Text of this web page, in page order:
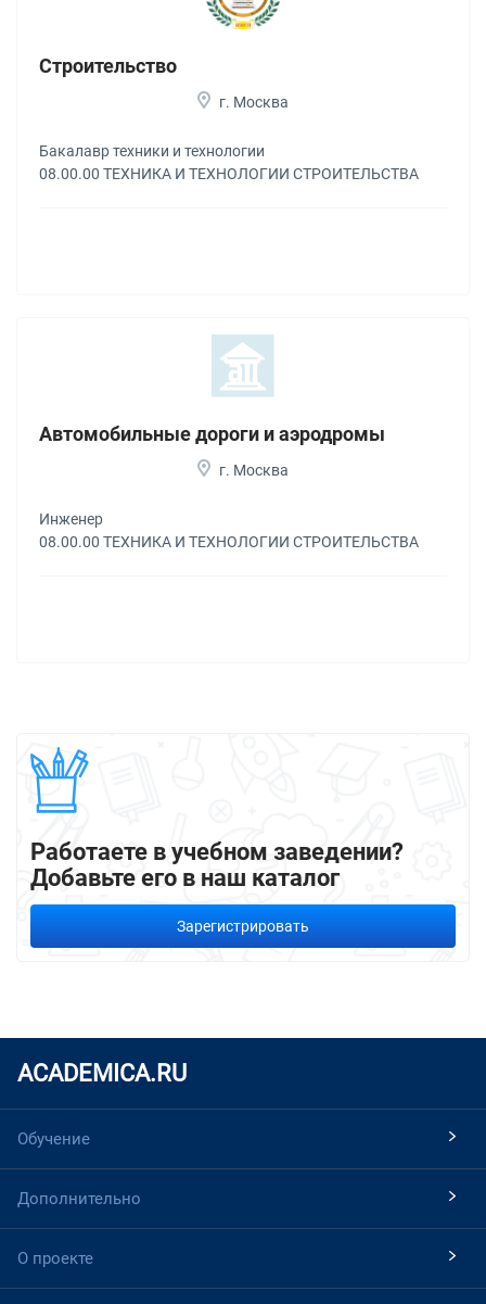
Строительство
г. Москва
Бакалавр техники и технологии
08.00.00 ТЕХНИКА И ТЕХНОЛОГИИ СТРОИТЕЛЬСТВА
Автомобильные дороги и аэродромы
г. Москва
Инженер
08.00.00 ТЕХНИКА И ТЕХНОЛОГИИ СТРОИТЕЛЬСТВА
Работаете в учебном заведении?
Добавьте его в наш каталог
Зарегистрировать
ACADEMICA.RU
Обучение
Дополнительно
О проекте